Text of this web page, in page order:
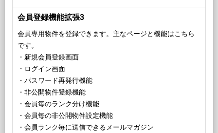
会員登録機能拡張3
会員専用物件を登録できます。主なページと機能はこちら
です。
・新規会員登録画面
・ログイン画面
・パスワード再発行機能
・非公開物件登録機能
・会員毎のランク分け機能
・会員毎の非公開物件設定機能
・会員ランク毎に送信できるメールマガジン